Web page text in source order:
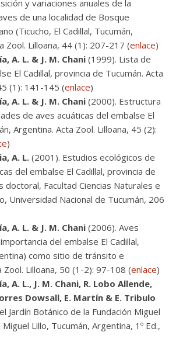
y variaciones anuales de la
de una localidad de Bosque
(Ticucho, El Cadillal, Tucumán,
Zool. Lilloana, 44 (1): 207-217 (enlace)
A. L. & J. M. Chani (1999). Lista de
El Cadillal, provincia de Tucumán. Acta
(1): 141-145 (enlace)
A. L. & J. M. Chani (2000). Estructura
de aves acuáticas del embalse El
Argentina. Acta Zool. Lilloana, 45 (2):
)
A. L. (2001). Estudios ecológicos de
del embalse El Cadillal, provincia de
doctoral, Facultad Ciencias Naturales e
Universidad Nacional de Tucumán, 206
A. L. & J. M. Chani (2006). Aves
del embalse El Cadillal,
como sitio de tránsito e
Zool. Lilloana, 50 (1-2): 97-108 (enlace)
A. L., J. M. Chani, R. Lobo Allende,
Dowsall, E. Martín & E. Tribulo
Jardín Botánico de la Fundación Miguel
Miguel Lillo, Tucumán, Argentina, 1º Ed.,